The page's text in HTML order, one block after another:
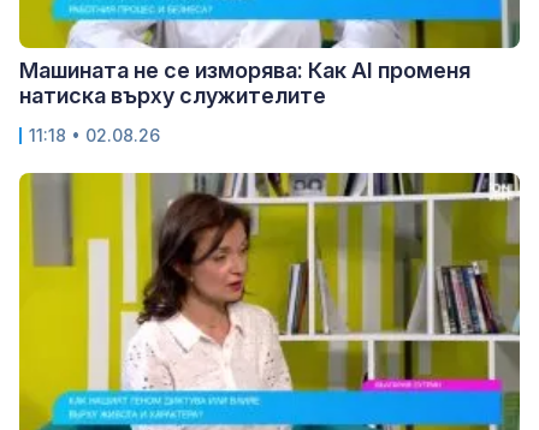
Машината не се изморява: Как AI променя
натиска върху служителите
11:18 • 02.08.26